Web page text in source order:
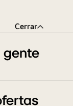
Cerrar
gente